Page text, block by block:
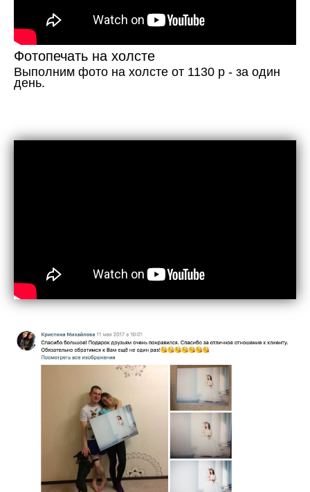
Фотопечать на холсте
Выполним фото на холсте от 1130 р - за один
день.